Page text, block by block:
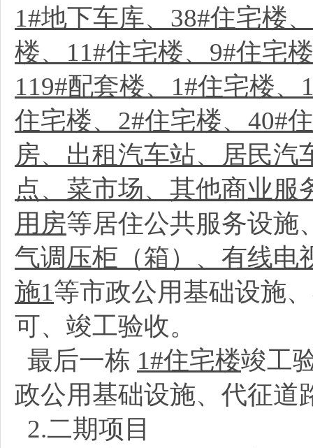
1#地下车库、38#住宅楼
楼、11#住宅楼、9#住宅
119#配套楼、1#住宅楼
住宅楼、2#住宅楼、40#
房、出租汽车站、居民汽
点、菜市场、其他商业
用房等居住公共服务设施
气调压柜（箱）、有线电
施1等市政公用基础设施
可、竣工验收。
最后一栋 1#住宅楼竣工
政公用基础设施、代征道
2.二期项目